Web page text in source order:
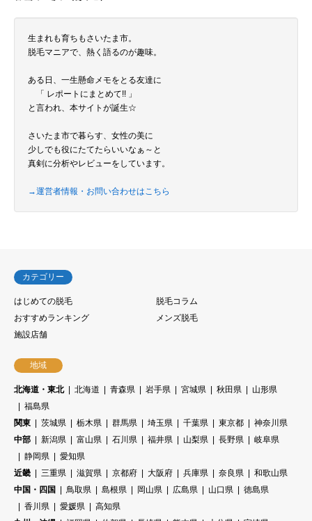
生まれも育ちもさいたま市。
脱毛マニアで、熱く語るのが趣味。
ある日、一生懸命メモをとる友達に
「 レポートにまとめて!! 」
と言われ、本サイトが誕生☆
さいたま市で暮らす、女性の美に
少しでも役にたてたらいいなぁ～と
真剣に分析やレビューをしています。
→運営者情報・お問い合わせはこちら
カテゴリー
はじめての脱毛
脱毛コラム
おすすめランキング
メンズ脱毛
施設店舗
地域
北海道・東北 北海道 青森県 岩手県 宮城県 秋田県
山形県
福島県
関東
茨城県 栃木県 群馬県 埼玉県 千葉県 東京都
神奈川県
中部
新潟県 富山県 石川県 福井県 山梨県 長野県
岐阜県
静岡県
愛知県
近畿
三重県 滋賀県 京都府 大阪府 兵庫県 奈良県
和歌山県
中国・四国
鳥取県 島根県 岡山県 広島県 山口県
徳島県
香川県
愛媛県
高知県